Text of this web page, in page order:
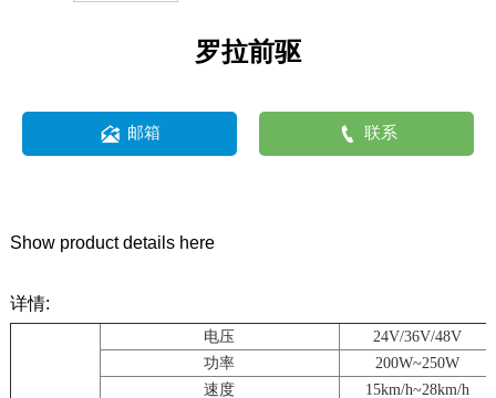
罗拉前驱
 邮箱  联系
Show product details here
详情:
电压
24V/36V/48V
功率
200W~250W
速度
15km/h~28km/h